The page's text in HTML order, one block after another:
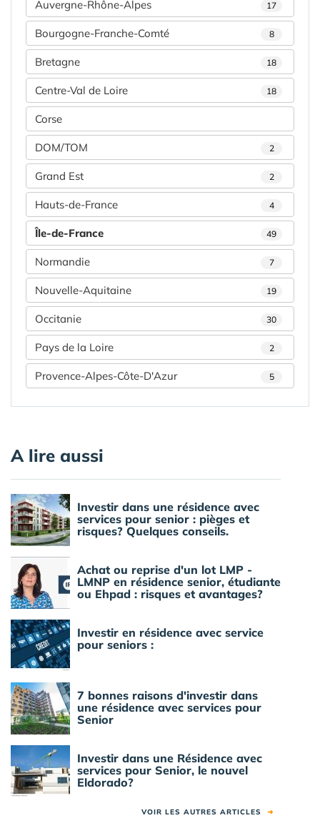
Auvergne-Rhône-Alpes 17
Bourgogne-Franche-Comté 8
Bretagne 18
Centre-Val de Loire 18
Corse
DOM/TOM 2
Grand Est 2
Hauts-de-France 4
Île-de-France 49
Normandie 7
Nouvelle-Aquitaine 19
Occitanie 30
Pays de la Loire 2
Provence-Alpes-Côte-D'Azur 5
A lire aussi
Investir dans une résidence avec
services pour senior : pièges et
risques? Quelques conseils.
Achat ou reprise d'un lot LMP -
LMNP en résidence senior, étudiante
ou Ehpad : risques et avantages?
Investir en résidence avec service
pour seniors :
7 bonnes raisons d'investir dans
une résidence avec services pour
Senior
Investir dans une Résidence avec
services pour Senior, le nouvel
Eldorado?
VOIR LES AUTRES ARTICLES ➜